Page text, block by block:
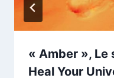
« Amber »,
Heal Your